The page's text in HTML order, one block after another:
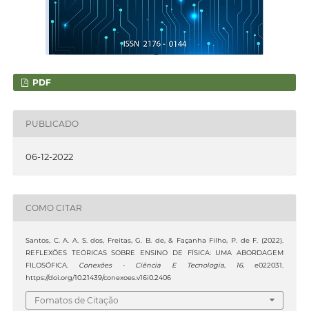
PDF
PUBLICADO
06-12-2022
COMO CITAR
Santos, C. A. A. S. dos, Freitas, G. B. de, & Façanha Filho, P. de F. (2022).
REFLEXÕES TEÓRICAS SOBRE ENSINO DE FÍSICA: UMA ABORDAGEM
FILOSÓFICA. Conexões - Ciência E Tecnologia, 16, e022031.
https://doi.org/10.21439/conexoes.v16i0.2406
Fomatos de Citação